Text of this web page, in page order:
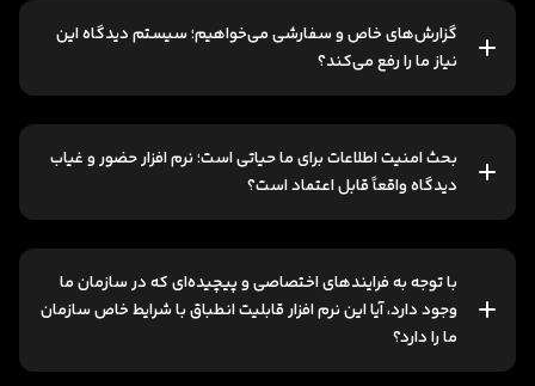
گزارش‌های خاص و سفارشی می‌خواهیم؛ سیستم دیدگاه این
نیاز ما را رفع می‌کند؟
بحث امنیت اطلاعات برای ما حیاتی است؛ نرم افزار حضور و غیاب
دیدگاه واقعاً قابل اعتماد است؟
با توجه به فرایندهای اختصاصی و پیچیده‌ای که در سازمان ما
وجود دارد، آیا این نرم افزار قابلیت انطباق با شرایط خاص سازمان
ما را دارد؟